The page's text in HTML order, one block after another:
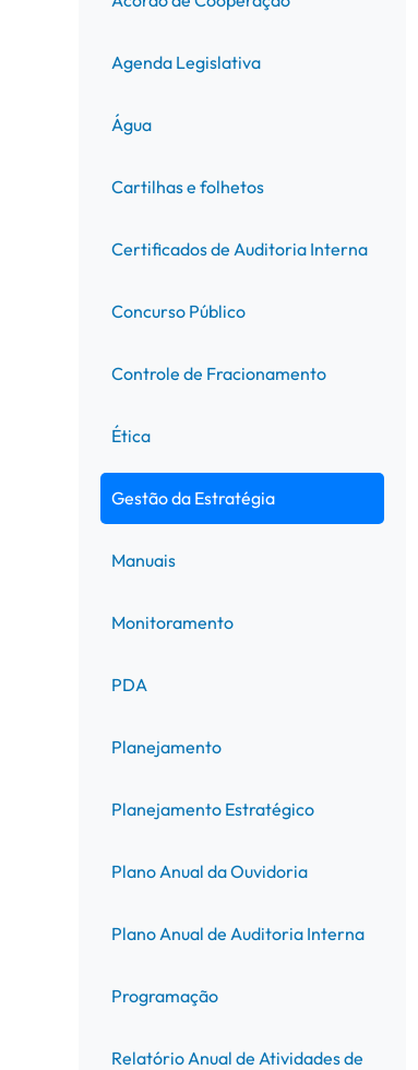
Agenda Legislativa
Água
Cartilhas e folhetos
Certificados de Auditoria Interna
Concurso Público
Controle de Fracionamento
Ética
Gestão da Estratégia
Manuais
Monitoramento
PDA
Planejamento
Planejamento Estratégico
Plano Anual da Ouvidoria
Plano Anual de Auditoria Interna
Programação
Relatório Anual de Atividades de